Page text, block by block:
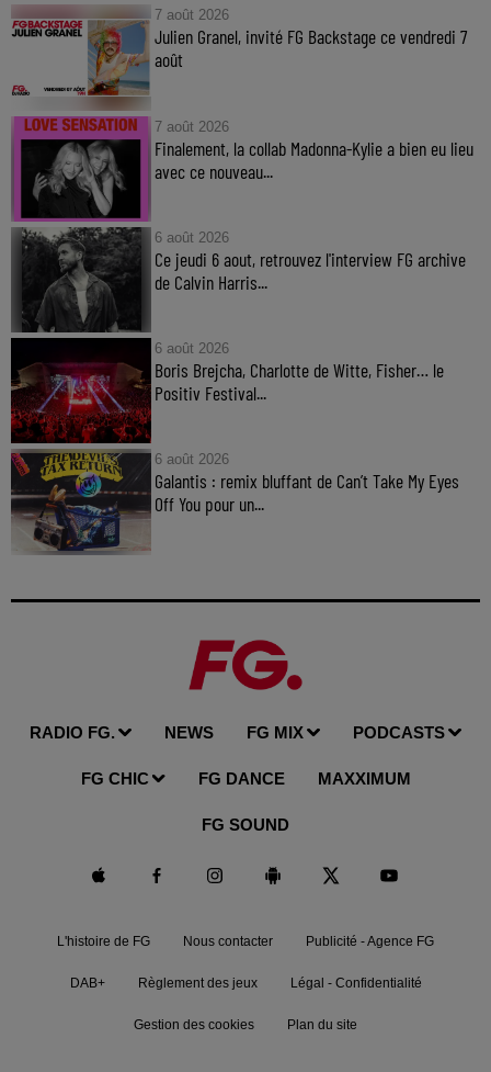
7 août 2026
Julien Granel, invité FG Backstage ce vendredi 7
août
7 août 2026
Finalement, la collab Madonna-Kylie a bien eu lieu
avec ce nouveau...
6 août 2026
Ce jeudi 6 aout, retrouvez l'interview FG archive
de Calvin Harris...
6 août 2026
Boris Brejcha, Charlotte de Witte, Fisher… le
Positiv Festival...
6 août 2026
Galantis : remix bluffant de Can’t Take My Eyes
Off You pour un...
RADIO FG. NEWS FG MIX PODCASTS
FG CHIC FG DANCE MAXXIMUM
FG SOUND
L'histoire de FG Nous contacter Publicité - Agence FG
DAB+ Règlement des jeux Légal - Confidentialité
Gestion des cookies Plan du site